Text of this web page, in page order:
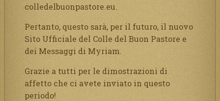
colledelbuonpastore.eu.
Pertanto, questo sarà, per il futuro, il nuovo
Sito Ufficiale del Colle del Buon Pastore e
dei Messaggi di Myriam.
Grazie a tutti per le dimostrazioni di
affetto che ci avete inviato in questo
periodo!